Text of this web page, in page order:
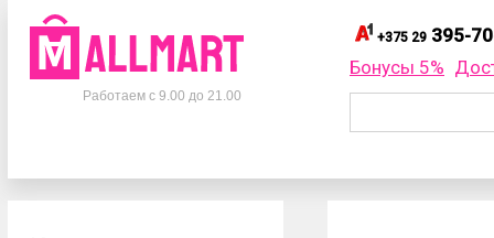
Телефоны
+375 33395-70-75
Работаем с 9.00 до 21.00
+375 29 395-
+375 29
Бонусы 5%